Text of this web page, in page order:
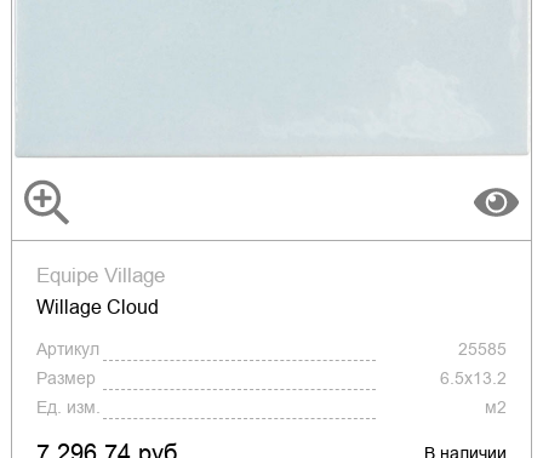
Equipe Village
Willage Cloud
Артикул
25585
Размер
6.5x13.2
Ед. изм.
м2